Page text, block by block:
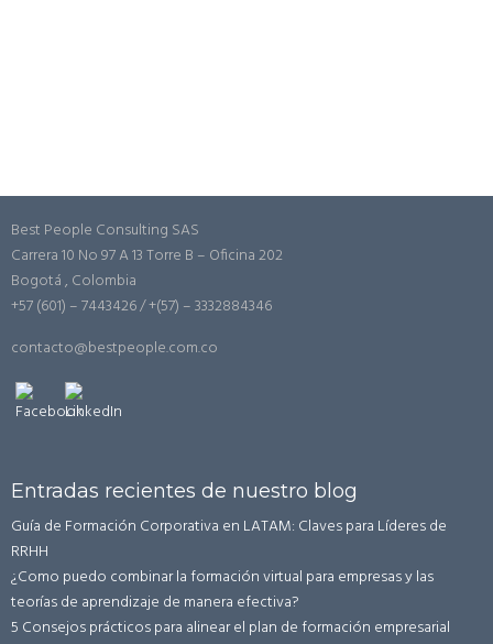
Best People Consulting SAS
Carrera 10 No 97 A 13 Torre B – Oficina 202
Bogotá , Colombia
+57 (601) – 7443426 / +(57) – 3332884346
contacto@bestpeople.com.co
Entradas recientes de nuestro blog
Guía de Formación Corporativa en LATAM: Claves para Líderes de
RRHH
¿Como puedo combinar la formación virtual para empresas y las
teorías de aprendizaje de manera efectiva?
5 Consejos prácticos para alinear el plan de formación empresarial